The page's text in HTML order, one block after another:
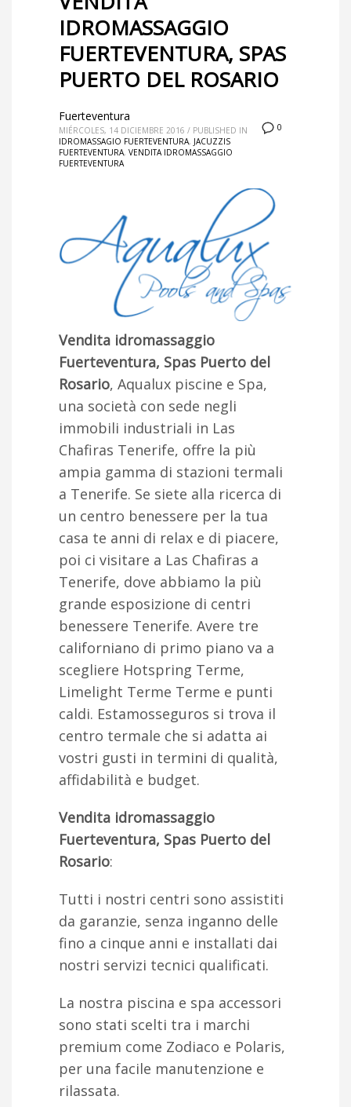
IDROMASSAGGIO
FUERTEVENTURA, SPAS
PUERTO DEL ROSARIO
0
Fuerteventura
MIÉRCOLES, 14 DICIEMBRE 2016 / PUBLISHED IN
IDROMASSAGIO FUERTEVENTURA, JACUZZIS
FUERTEVENTURA, VENDITA IDROMASSAGGIO
FUERTEVENTURA
Vendita idromassaggio
Fuerteventura, Spas Puerto del
Rosario, Aqualux piscine e Spa,
una società con sede negli
immobili industriali in Las
Chafiras Tenerife, offre la più
ampia gamma di stazioni termali
a Tenerife. Se siete alla ricerca di
un centro benessere per la tua
casa te anni di relax e di piacere,
poi ci visitare a Las Chafiras a
Tenerife, dove abbiamo la più
grande esposizione di centri
benessere Tenerife. Avere tre
californiano di primo piano va a
scegliere Hotspring Terme,
Limelight Terme Terme e punti
caldi. Estamosseguros si trova il
centro termale che si adatta ai
vostri gusti in termini di qualità,
affidabilità e budget.
Vendita idromassaggio
Fuerteventura, Spas Puerto del
Rosario:
Tutti i nostri centri sono assistiti
da garanzie, senza inganno delle
fino a cinque anni e installati dai
nostri servizi tecnici qualificati.
La nostra piscina e spa accessori
sono stati scelti tra i marchi
premium come Zodiaco e Polaris,
per una facile manutenzione e
rilassata.